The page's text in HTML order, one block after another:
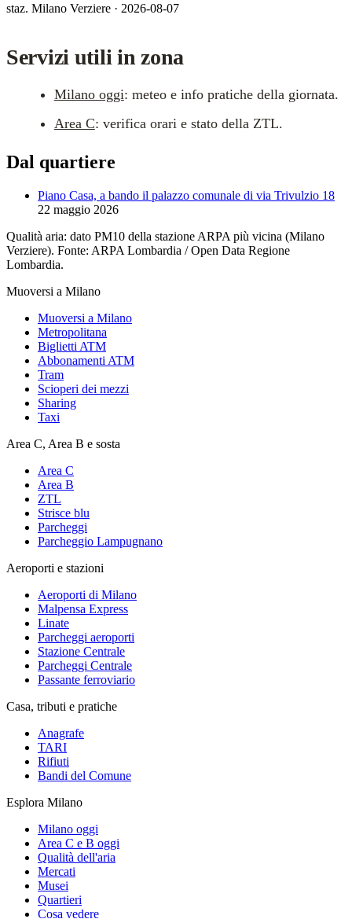
staz. Milano Verziere · 2026-08-07
Servizi utili in zona
Milano oggi: meteo e info pratiche della giornata.
Area C: verifica orari e stato della ZTL.
Dal quartiere
Piano Casa, a bando il palazzo comunale di via Trivulzio 18
22 maggio 2026
Qualità aria: dato PM10 della stazione ARPA più vicina (Milano
Verziere). Fonte: ARPA Lombardia / Open Data Regione
Lombardia.
Muoversi a Milano
Muoversi a Milano
Metropolitana
Biglietti ATM
Abbonamenti ATM
Tram
Scioperi dei mezzi
Sharing
Taxi
Area C, Area B e sosta
Area C
Area B
ZTL
Strisce blu
Parcheggi
Parcheggio Lampugnano
Aeroporti e stazioni
Aeroporti di Milano
Malpensa Express
Linate
Parcheggi aeroporti
Stazione Centrale
Parcheggi Centrale
Passante ferroviario
Casa, tributi e pratiche
Anagrafe
TARI
Rifiuti
Bandi del Comune
Esplora Milano
Milano oggi
Area C e B oggi
Qualità dell'aria
Mercati
Musei
Quartieri
Cosa vedere